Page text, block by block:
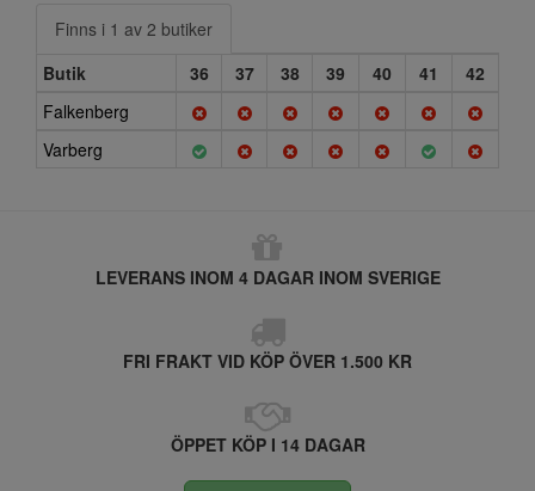
Finns i 1 av 2 butiker
Butik
36 37 38 39 40 41
42
Falkenberg
Varberg
LEVERANS INOM 4 DAGAR INOM SVERIGE
FRI FRAKT VID KÖP ÖVER 1.500 KR
ÖPPET KÖP I 14 DAGAR